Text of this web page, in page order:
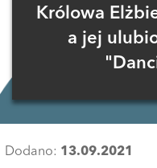
Królowa
a jej
Dodano: 13.09.2021